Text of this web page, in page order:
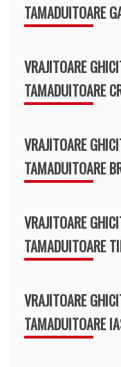
TAMADUITOARE
VRAJITOARE
TAMADUITOARE
VRAJITOARE
TAMADUITOARE
VRAJITOARE
TAMADUITOARE
VRAJITOARE
TAMADUITOARE